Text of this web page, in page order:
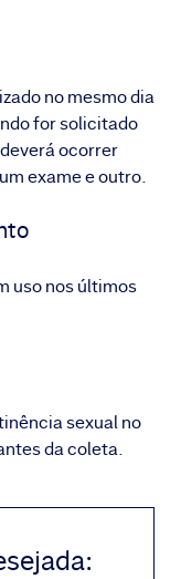
no mesmo dia
for solicitado
ocorrer
exame e outro.
uso nos últimos
sexual no
da coleta.
: